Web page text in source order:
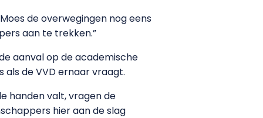
de overwegingen nog eens
aan te trekken.”
aanval op de academische
als de VVD ernaar vraagt.
handen valt, vragen de
hier aan de slag